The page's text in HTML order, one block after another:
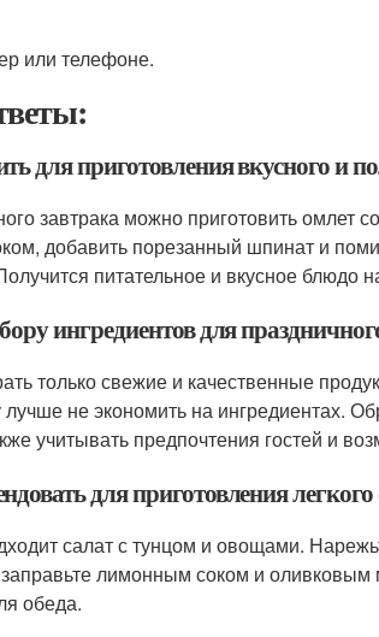
или телефоне.
для приготовления вкусного и
завтрака можно приготовить
добавить порезанный шпинат и
питательное и вкусное блюдо
ингредиентов для
только свежие и качественные
не экономить на ингредиентах.
учитывать предпочтения гостей и
для приготовления легкого
салат с тунцом и овощами.
лимонным соком и
обеда.